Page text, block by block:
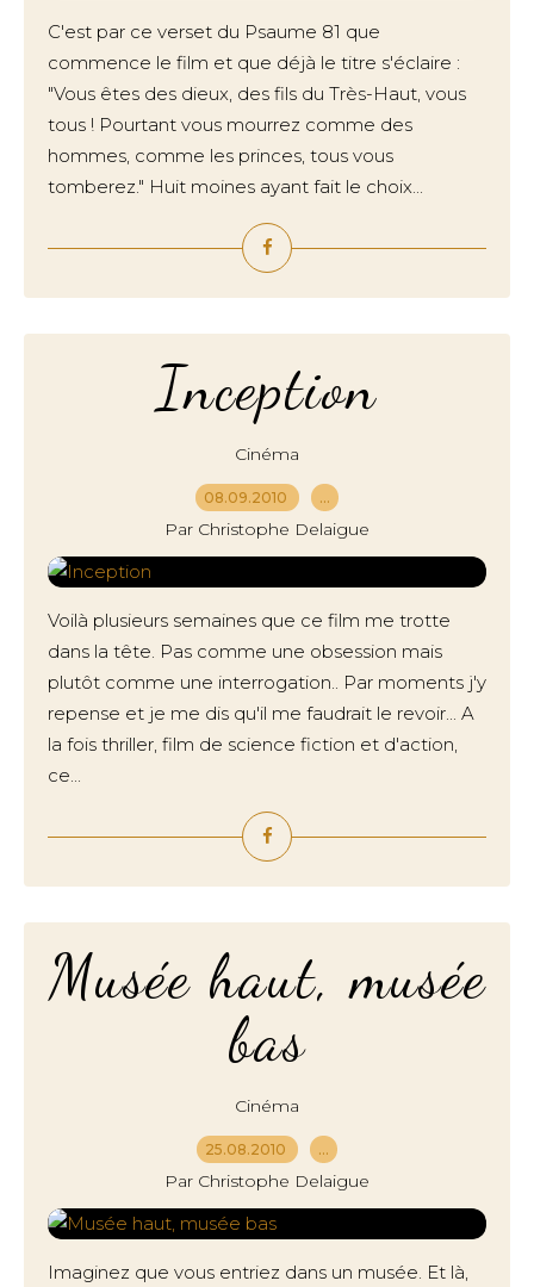
C'est par ce verset du Psaume 81 que
commence le film et que déjà le titre s'éclaire :
"Vous êtes des dieux, des fils du Très-Haut, vous
tous ! Pourtant vous mourrez comme des
hommes, comme les princes, tous vous
tomberez." Huit moines ayant fait le choix...
Inception
Cinéma
08.09.2010 …
Par Christophe Delaigue
Voilà plusieurs semaines que ce film me trotte
dans la tête. Pas comme une obsession mais
plutôt comme une interrogation.. Par moments j'y
repense et je me dis qu'il me faudrait le revoir... A
la fois thriller, film de science fiction et d'action,
ce...
Musée haut, musée
bas
Cinéma
25.08.2010 …
Par Christophe Delaigue
Imaginez que vous entriez dans un musée. Et là,